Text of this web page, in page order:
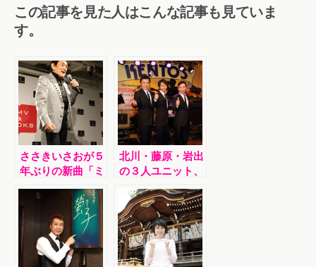
この記事を見た人はこんな記事も見ていま
す。
ささきいさおが５
年ぶりの新曲「ミ
ッドナイトデカレ
ンジャー～」発売
記念イベント
北川・藤原・岩出
の３人ユニット、
ザ・キングボーイ
ズが新曲「涙のロ
ンリーボーイ」発
売記念イベント